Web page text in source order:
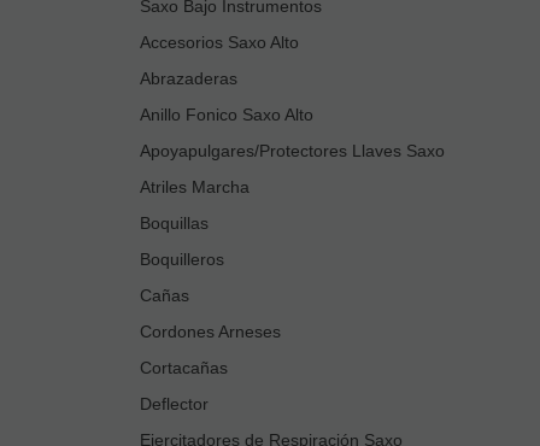
Saxo Bajo Instrumentos
Accesorios Saxo Alto
Abrazaderas
Anillo Fonico Saxo Alto
Apoyapulgares/Protectores Llaves Saxo
Atriles Marcha
Boquillas
Boquilleros
Cañas
Cordones Arneses
Cortacañas
Deflector
Ejercitadores de Respiración Saxo